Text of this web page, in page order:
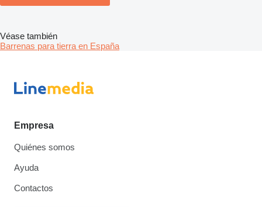
Véase también
Barrenas para tierra en España
Empresa
Quiénes somos
Ayuda
Contactos